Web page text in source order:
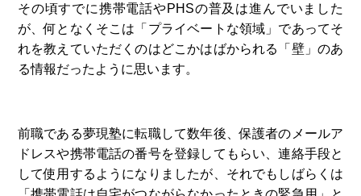
その頃すでに携帯電話やPHSの普及は進んでいました
が、何となくそこは「プライベートな領域」であってそ
れを教えていただくのはどこかはばかられる「壁」のあ
る情報だったように思います。
前職である夢現塾に転職して数年後、保護者のメールア
ドレスや携帯電話の番号を登録してもらい、連絡手段と
して使用するようになりましたが、それでもしばらくは